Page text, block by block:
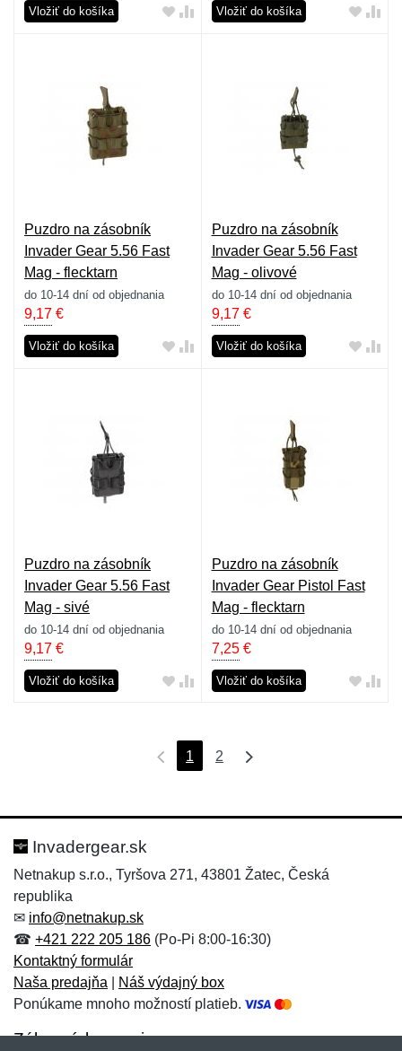
Vložiť do košíka Vložiť do košíka
Puzdro na zásobník
Invader Gear 5.56 Fast
Mag - flecktarn
do 10-14 dní od objednania
9,17 €
Vložiť do košíka
Puzdro na zásobník
Invader Gear 5.56 Fast
Mag - olivové
do 10-14 dní od objednania
9,17 €
Vložiť do košíka
Puzdro na zásobník
Invader Gear 5.56 Fast
Mag - sivé
do 10-14 dní od objednania
9,17 €
Vložiť do košíka
Puzdro na zásobník
Invader Gear Pistol Fast
Mag - flecktarn
do 10-14 dní od objednania
7,25€
Vložiť do košíka
1 2
Invadergear.sk
Netnakup s.r.o., Tyršova 271, 43801 Žatec, Česká
republika
✉ info@netnakup.sk
☎ +421 222 205 186 (Po-Pi 8:00-16:30)
Kontaktný formulár
Naša predajňa
Náš výdajný box
Ponúkame mnoho možností platieb.
Zákaznícky servis